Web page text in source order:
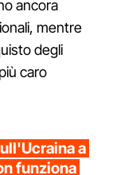
ancora
mentre
degli
caro
a
funziona